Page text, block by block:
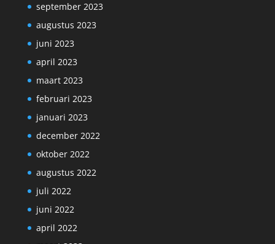
september 2023
augustus 2023
juni 2023
april 2023
maart 2023
februari 2023
januari 2023
december 2022
oktober 2022
augustus 2022
juli 2022
juni 2022
april 2022